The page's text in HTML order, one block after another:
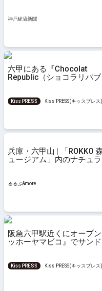
神戸経済新聞
六甲にある『Chocolat
Republic（ショコラリパブ
Kiss PRESS
Kiss PRESS(キッスプレス
兵庫・六甲山 | 「ROKKO
ュージアム」内のナチュラ
を2024年6月22日（土）～
るるぶ&more.
阪急六甲駅近くにオープ
ッホーヤマビコ』でサンド
Kiss PRESS
Kiss PRESS(キッスプレス